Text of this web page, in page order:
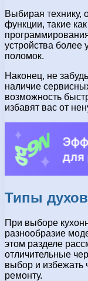
Выбирая технику,
функции, такие
устройства более
поломок.
Наконец, не
наличие
возможность
избавят вас от
Типы
При выборе
разнообразие
этом разделе
отличительные
выбор и избежать
ремонту.